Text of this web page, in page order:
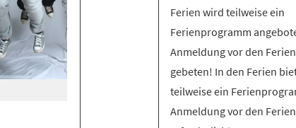
Ferien wird teilweise ein
Ferienprogramm
Anmeldung vor den
gebeten! In den Ferien
teilweise ein
Anmeldung vor den Ferien